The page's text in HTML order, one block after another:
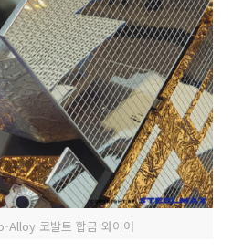
Alloy 코발트 합금 와이어